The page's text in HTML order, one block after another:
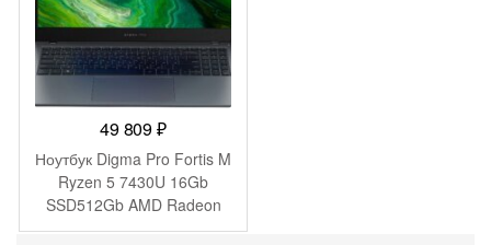
49 809₽
Ноутбук Digma Pro Fortis M
Ryzen 5 7430U 16Gb
SSD512Gb AMD Radeon
Graphics 15.6″ IPS FHD